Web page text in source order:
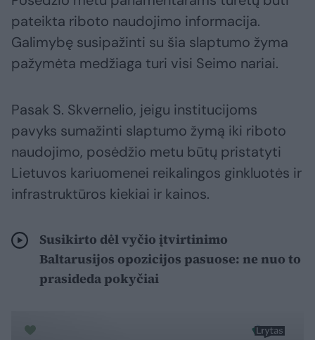
pateikta riboto naudojimo informacija.
Galimybę susipažinti su šia slaptumo žyma
pažymėta medžiaga turi visi Seimo nariai.
Pasak S. Skvernelio, jeigu institucijoms
pavyks sumažinti slaptumo žymą iki riboto
naudojimo, posėdžio metu būtų pristatyti
Lietuvos kariuomenei reikalingos ginkluotės ir
infrastruktūros kiekiai ir kainos.
Susikirto dėl vyčio įtvirtinimo
Baltarusijos opozicijos pasuose: ne nuo to
prasideda pokyčiai